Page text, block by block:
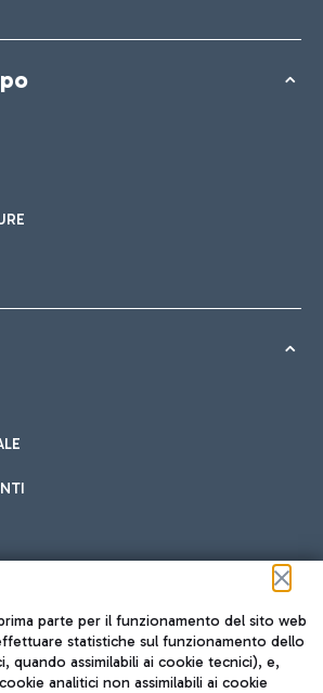
parte per il funzionamento del sito web
statistiche sul funzionamento dello
quando assimilabili ai cookie tecnici), e,
analitici non assimilabili ai cookie